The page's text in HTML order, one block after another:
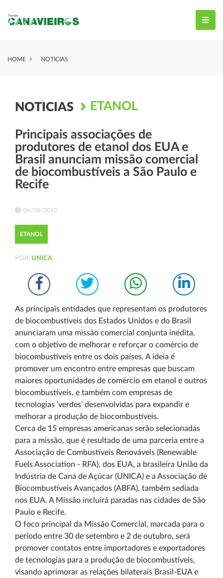
HOME NOTICIAS
NOTICIAS ETANOL
Principais associações de
produtores de etanol dos EUA e
Brasil anunciam missão comercial
de biocombustíveis a São Paulo e
Recife
06/08/2013
ETANOL
POR: UNICA
As principais entidades que representam os produtores
de biocombustíveis dos Estados Unidos e do Brasil
anunciaram uma missão comercial conjunta inédita,
com o objetivo de melhorar e reforçar o comércio de
biocombustíveis entre os dois países. A ideia é
promover um encontro entre empresas que buscam
maiores oportunidades de comércio em etanol e outros
biocombustíveis, e também com empresas de
tecnologias ‘verdes’ desenvolvidas para expandir e
melhorar a produção de biocombustíveis.
Cerca de 15 empresas americanas serão selecionadas
para a missão, que é resultado de uma parceria entre a
Associação de Combustíveis Renováveis (Renewable
Fuels Association - RFA), dos EUA, a brasileira União da
Indústria de Cana de Açúcar (UNICA) e a Associação de
Biocombustíveis Avançados (ABFA), também sediada
nos EUA. A Missão incluirá paradas nas cidades de São
Paulo e Recife.
O foco principal da Missão Comercial, marcada para o
período entre 30 de setembro e 2 de outubro, será
promover contatos entre importadores e exportadores
de tecnologias para a produção de biocombustíveis,
visando aprimorar as relações bilaterais Brasil-EUA e